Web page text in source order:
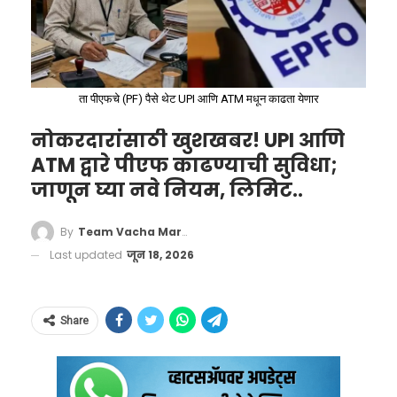
मे महिन्यातील ‘हिट वेव्ह’ ठरतेय
सर्वात मोठे कारण
झाली होती आणि ७४ सामन्यांचा हा प्रदीर्घ प्रवास ३१ मे
हंगामात उत्तर आणि पश्चिम भारतात उष्णतेच्या लाटेने
ता पीएफचे (PF) पैसे थेट UPI आणि ATM मधून काढता येणार
नोकरदारांसाठी खुशखबर! UPI आणि
ATM द्वारे पीएफ काढण्याची सुविधा;
जाणून घ्या नवे नियम, लिमिट..
By Team Vacha Marathi
Last updated जून 18, 2026
Share